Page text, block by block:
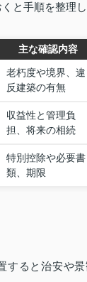
と手順を整理し
主な確認内容
老朽度や境界、違
反建築の有無
収益性と管理負
担、将来の相続
特別控除や必要書
類、期限
すると治安や